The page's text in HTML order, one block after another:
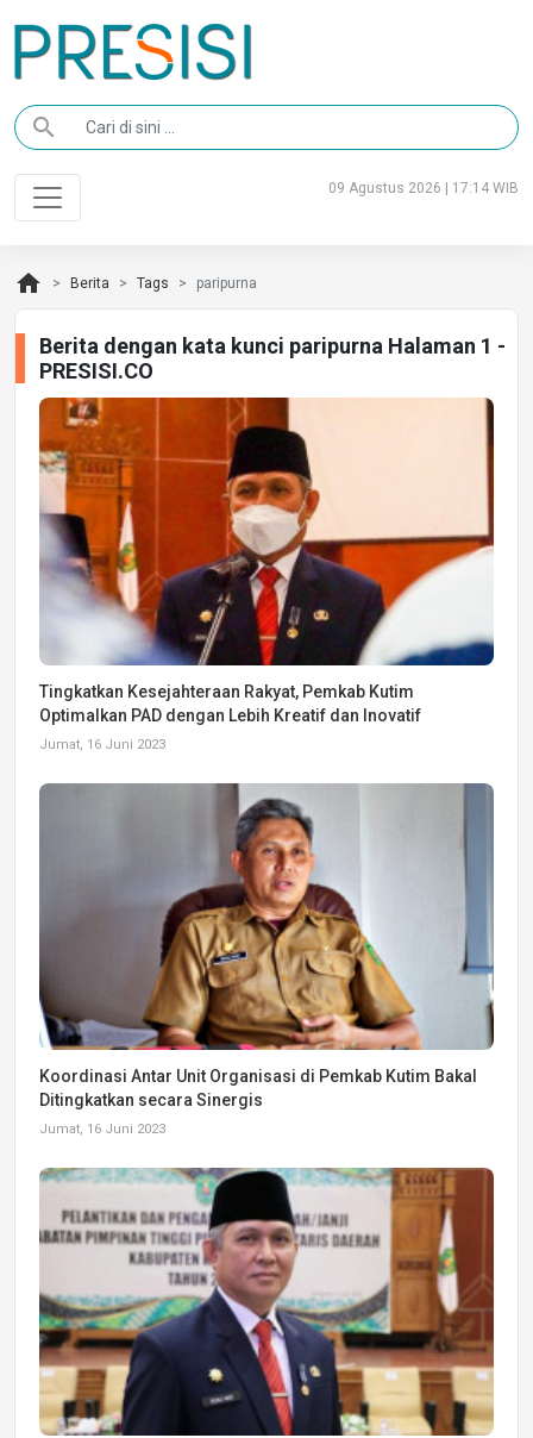
search
09 Agustus 2026 | 17:14 WIB
home Berita Tags paripurna
Berita dengan kata kunci paripurna Halaman 1 -
PRESISI.CO
Tingkatkan Kesejahteraan Rakyat, Pemkab Kutim
Optimalkan PAD dengan Lebih Kreatif dan Inovatif
Jumat, 16 Juni 2023
Koordinasi Antar Unit Organisasi di Pemkab Kutim Bakal
Ditingkatkan secara Sinergis
Jumat, 16 Juni 2023